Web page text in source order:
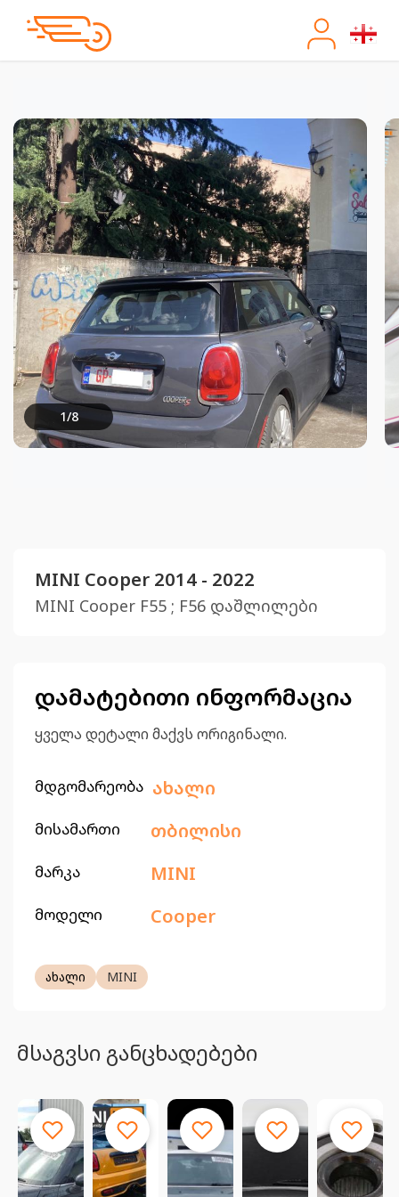
1/8
MINI Cooper 2014 - 2022
MINI Cooper F55 ; F56 დაშლილები
დამატებითი ინფორმაცია
ყველა დეტალი მაქვს ორიგინალი.
მდგომარეობა ახალი
მისამართი თბილისი
მარკა MINI
მოდელი Cooper
ახალი MINI
მსაგვსი განცხადებები